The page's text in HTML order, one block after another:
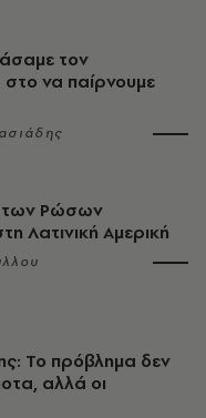
τον
να παίρνουμε
των Ρώσων
Λατινική Αμερική
Το πρόβλημα δεν
αλλά οι